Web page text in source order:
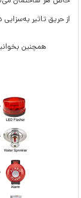
از حریق تاثیر
همچنین